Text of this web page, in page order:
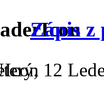
Zápis z
12